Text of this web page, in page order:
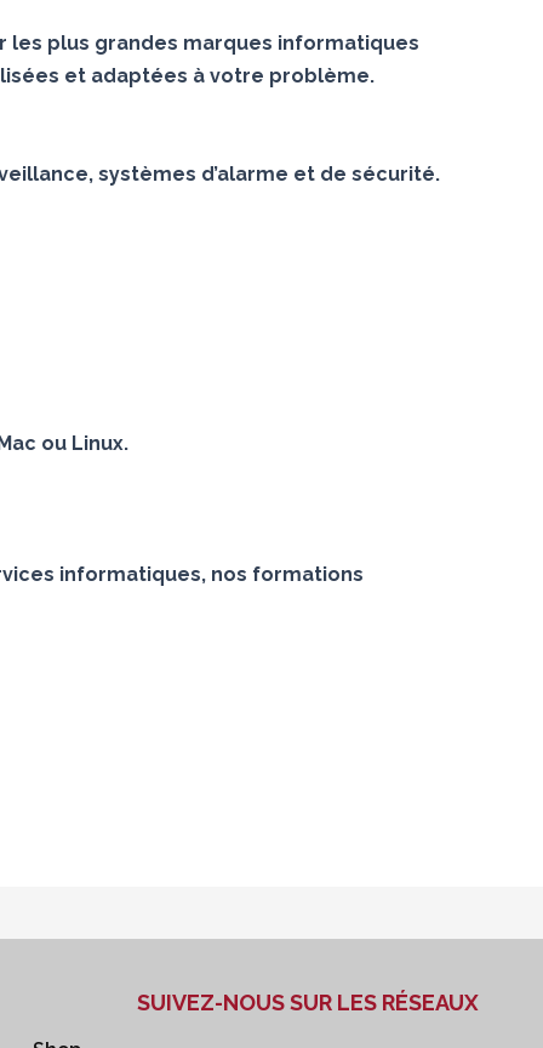
plus grandes marques informatiques
et adaptées à votre problème.
systèmes d’alarme et de sécurité.
ou Linux.
informatiques, nos formations
SUIVEZ-NOUS SUR LES RÉSEAUX